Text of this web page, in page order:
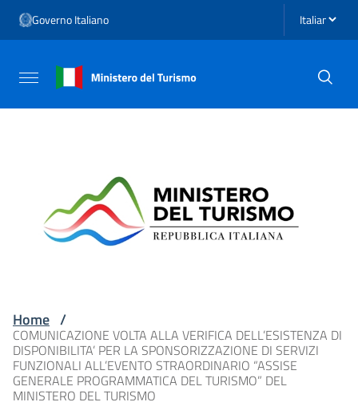
Vai al menu di navigazione
Vai al footer
Governo Italiano Seleziona
Attiva / disattiva la navigazione
Home /
COMUNICAZIONE VOLTA ALLA VERIFICA DELL’ESISTENZA DI
DISPONIBILITA’ PER LA SPONSORIZZAZIONE DI SERVIZI
FUNZIONALI ALL’EVENTO STRAORDINARIO “ASSISE
GENERALE PROGRAMMATICA DEL TURISMO” DEL
MINISTERO DEL TURISMO